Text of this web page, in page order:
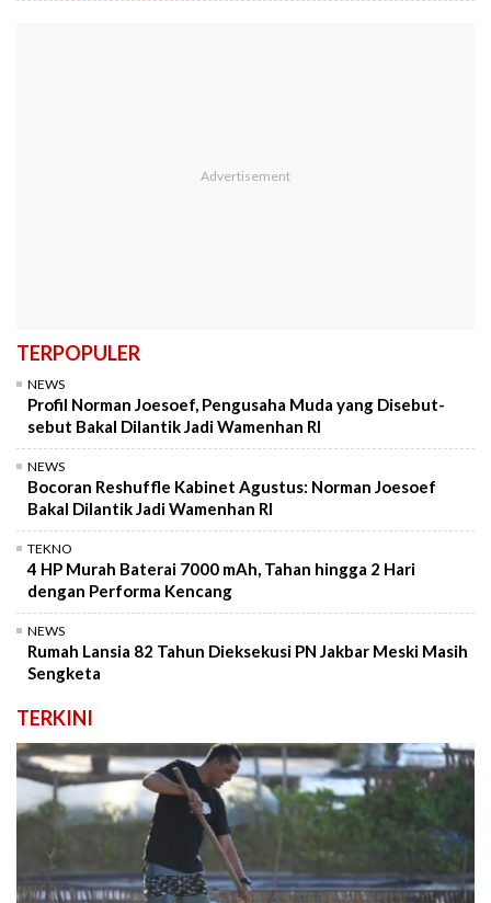
TERPOPULER
NEWS
Profil Norman Joesoef, Pengusaha Muda yang Disebut-
sebut Bakal Dilantik Jadi Wamenhan RI
NEWS
Bocoran Reshuffle Kabinet Agustus: Norman Joesoef
Bakal Dilantik Jadi Wamenhan RI
TEKNO
4 HP Murah Baterai 7000 mAh, Tahan hingga 2 Hari
dengan Performa Kencang
NEWS
Rumah Lansia 82 Tahun Dieksekusi PN Jakbar Meski Masih
Sengketa
TERKINI